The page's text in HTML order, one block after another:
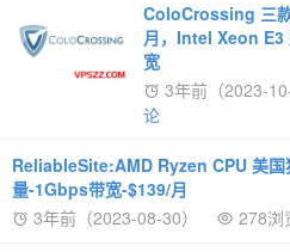
ColoCrossing 三
月，Intel Xeon
宽
3年前（2023-10-
论
ReliableSite:AMD Ryzen CPU 美国
量-1Gbps带宽-$139/月
3年前（2023-08-30）
278浏